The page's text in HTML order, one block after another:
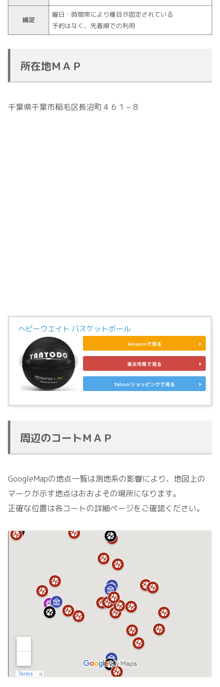
補足
曜日・時間帯により種目が固定されている
予約はなく、先着順での利用
所在地ＭＡＰ
千葉県千葉市稲毛区長沼町４６１−８
ヘビーウエイト バスケットボール
Amazonで見る
楽天市場で見る
Yahoo!ショッピングで見る
周辺のコートＭＡＰ
GoogleMapの地点一覧は測地系の影響により、地図上の
マークが示す地点はおおよその場所になります。
正確な位置は各コートの詳細ページをご確認ください。